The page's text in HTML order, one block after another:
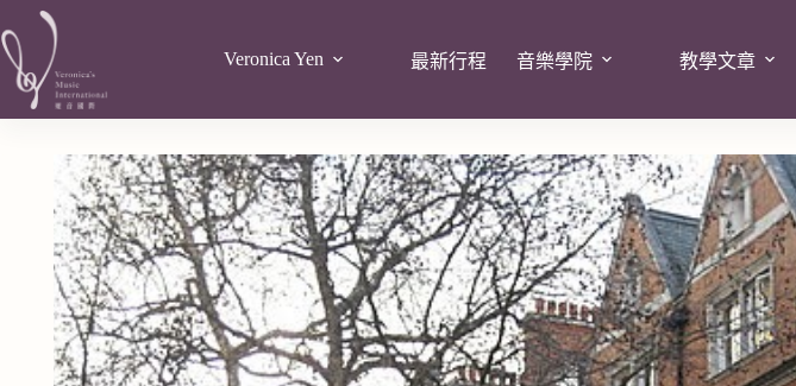
Veronica Yen 最新行程 音樂學院 教學文章